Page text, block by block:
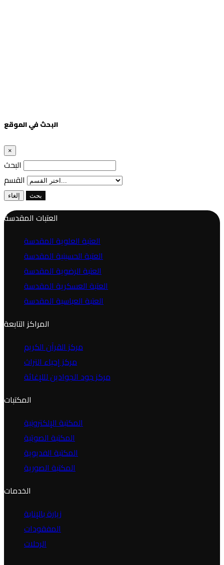
البحث في الموقع
×
إلغاء بحث
العتبات المقدسة
العتبة العلوية المقدسة
العتبة الحسينية المقدسة
العتبة الرضوية المقدسة
العتبة العسكرية المقدسة
العتبة العباسية المقدسة
المراكز التابعة
مركز القرآن الكريم
مركز إحياء التراث
مركز جود الجوادين لللإغاثة
المكتبات
المكتبة الإلكترونية
المكتبة الصوتية
المكتبة الفديوية
المكتبة الصورية
الخدمات
زيارة بالإنابة
المفقودات
الرحلات